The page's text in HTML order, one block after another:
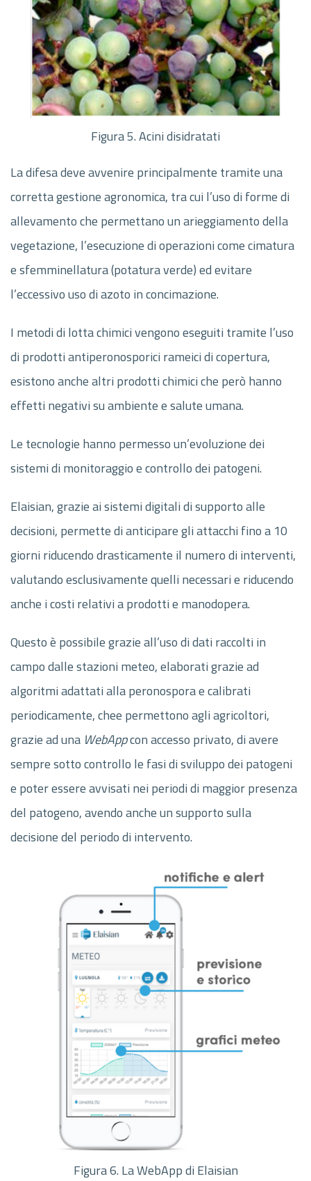
Figura 5. Acini disidratati
La difesa deve avvenire principalmente tramite una
corretta gestione agronomica, tra cui l’uso di forme di
allevamento che permettano un arieggiamento della
vegetazione, l’esecuzione di operazioni come cimatura
e sfemminellatura (potatura verde) ed evitare
l’eccessivo uso di azoto in concimazione.
I metodi di lotta chimici vengono eseguiti tramite l’uso
di prodotti antiperonosporici rameici di copertura,
esistono anche altri prodotti chimici che però hanno
effetti negativi su ambiente e salute umana.
Le tecnologie hanno permesso un’evoluzione dei
sistemi di monitoraggio e controllo dei patogeni.
Elaisian, grazie ai sistemi digitali di supporto alle
decisioni, permette di anticipare gli attacchi fino a 10
giorni riducendo drasticamente il numero di interventi,
valutando esclusivamente quelli necessari e riducendo
anche i costi relativi a prodotti e manodopera.
Questo è possibile grazie all’uso di dati raccolti in
campo dalle stazioni meteo, elaborati grazie ad
algoritmi adattati alla peronospora e calibrati
periodicamente, chee permettono agli agricoltori,
grazie ad una WebAppcon accesso privato, di avere
sempre sotto controllo le fasi di sviluppo dei patogeni
e poter essere avvisati nei periodi di maggior presenza
del patogeno, avendo anche un supporto sulla
decisione del periodo di intervento.
Figura 6. La WebApp di Elaisian